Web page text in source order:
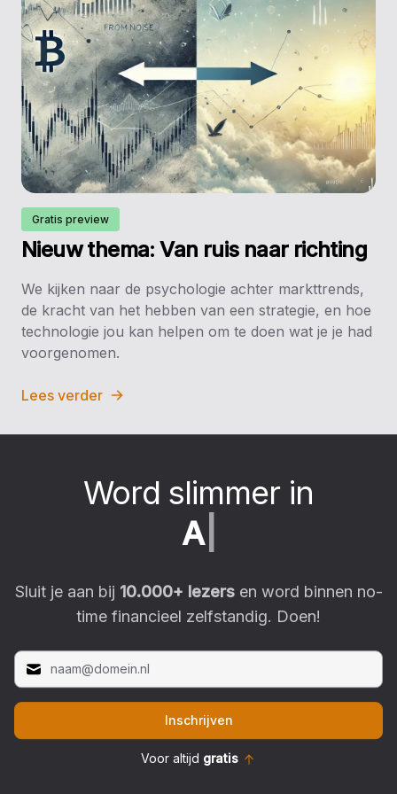
Gratis preview
Nieuw thema: Van ruis naar richting
We kijken naar de psychologie achter markttrends,
de kracht van het hebben van een strategie, en hoe
technologie jou kan helpen om te doen wat je je had
voorgenomen.
Lees verder
Word slimmer in
|
Sluit je aan bij 10.000+ lezersen word binnen no-
time financieel zelfstandig. Doen!
Inschrijven
Voor altijd gratis